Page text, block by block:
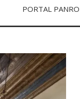
PORTAL